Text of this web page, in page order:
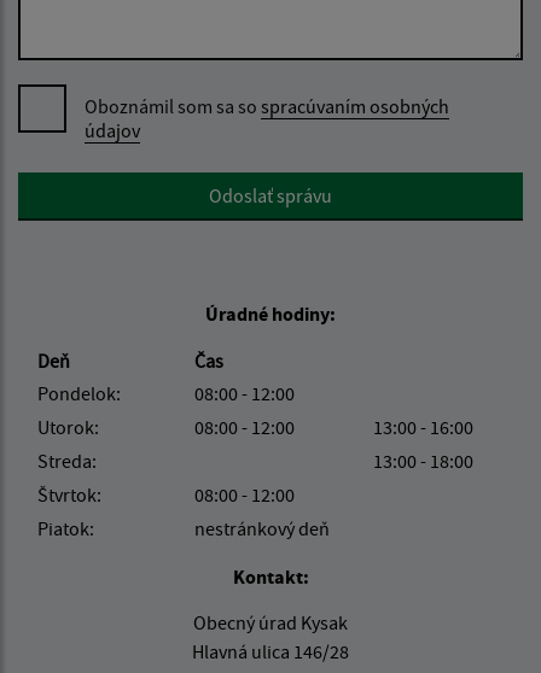
Oboznámil som sa so spracúvaním osobných
údajov
Google reCaptcha ResponseOdoslať správu
Úradné hodiny:
Deň
Čas
Pondelok:
08:00 - 12:00
Utorok:
08:00 - 12:00
13:00 - 16:00
Streda:
13:00 - 18:00
Štvrtok:
08:00 - 12:00
Piatok:
nestránkový deň
Kontakt:
Obecný úrad Kysak
Hlavná ulica 146/28